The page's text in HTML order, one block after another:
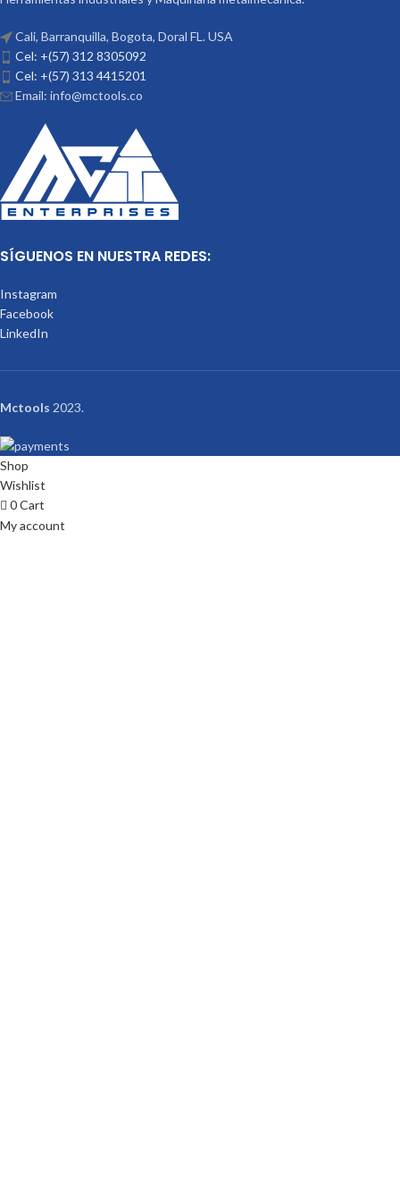
Cali, Barranquilla, Bogota, Doral FL. USA
Cel: +(57) 312 8305092
Cel: +(57) 313 4415201
Email: info@mctools.co
SÍGUENOS EN NUESTRA REDES:
Instagram
Facebook
LinkedIn
Mctools 2023.
Shop
Wishlist
0Cart
My account